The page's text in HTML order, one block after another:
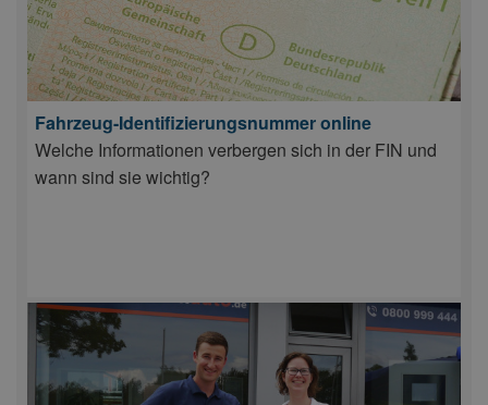
Fahrzeug-Identifizierungsnummer online
Welche Informationen verbergen sich in der FIN und
wann sind sie wichtig?